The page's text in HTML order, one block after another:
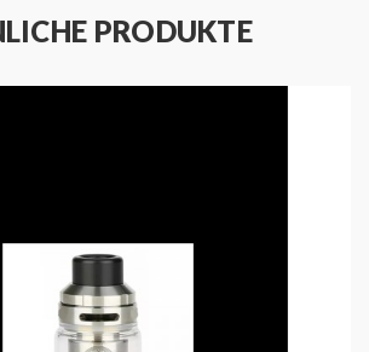
nachgebessert. Die neuen Z-
stattlichen 5,5 ml mit Bauchglas wird
Liquidnachschub für längere
geboten.
PRODUKTE